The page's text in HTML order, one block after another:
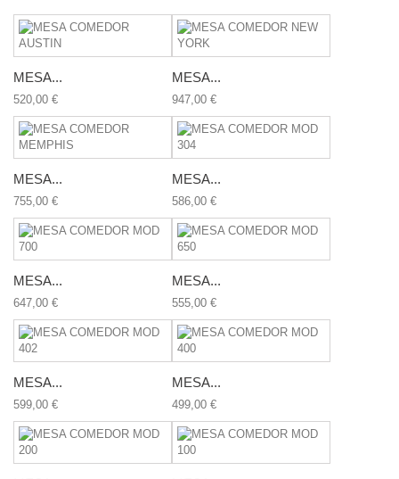
MESA...
520,00 €
MESA...
947,00 €
MESA...
755,00 €
MESA...
586,00 €
MESA...
647,00 €
MESA...
555,00 €
MESA...
599,00 €
MESA...
499,00 €